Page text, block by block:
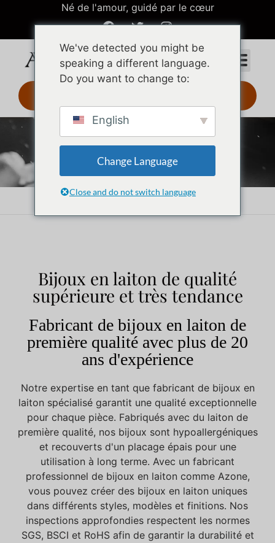
Né de l'amour, guidé par le cœur
Bijoux en laiton
Accueil Bijoux en laiton
Bijoux en laiton de qualité
supérieure et très tendance
Fabricant de bijoux en laiton de
première qualité avec plus de 20
ans d'expérience
Notre expertise en tant que fabricant de bijoux en
laiton spécialisé garantit une qualité exceptionnelle
pour chaque pièce. Fabriqués avec du laiton de
première qualité, nos bijoux sont hypoallergéniques
et recouverts d'un placage épais pour une
utilisation à long terme. Avec un fabricant
professionnel de bijoux en laiton comme Azone,
vous pouvez créer des bijoux en laiton uniques
dans différents styles, modèles et finitions. Nos
inspections approfondies respectent les normes
SGS, BSCI et RoHS afin de garantir la durabilité et
We've detected you might be
speaking a different language.
Do you want to change to:
English
Change Language
Close and do not switch language